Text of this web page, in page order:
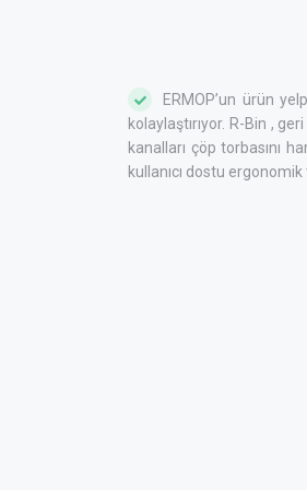
ERMOP’un ürün
kolaylaştırıyor. R-Bin ,
kanalları çöp torbasını
kullanıcı dostu ergonomik